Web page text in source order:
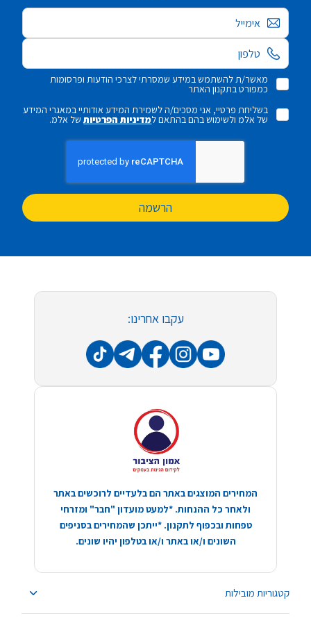
אימייל
מאשר/ת להשתמש במידע שמסרתי לצרכי הודעות ופרסומות
כמפורט בתקנון האתר
בשליחת פרטיי, אני מסכים/ה לשמירת המידע אודותיי במאגרי המידע
של אלמ ולשימוש בהם בהתאם למדיניות הפרטיותשל אלמ.
הרשמה
קטגוריות מובילות
עקבו אחרינו:
המחירים המוצגים באתר הם בלעדיים לרוכשים באתר
ולאחר כל ההנחות. *למעט מועדון "חבר" ומזרחי
טפחות ובכפוף לתקנון. *ייתכן שהמחירים בסניפים
השונים ו/או באתר ו/או בטלפון יהיו שונים.